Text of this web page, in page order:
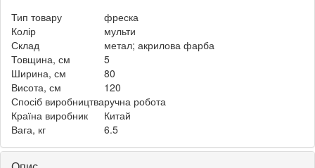
Тип товару
фреска
Колір
мульти
Склад
метал; акрилова фарба
Товщина, см
5
Ширина, см
80
Висота, см
120
Спосіб виробництваручна робота
Країна виробник
Китай
Вага, кг
6.5